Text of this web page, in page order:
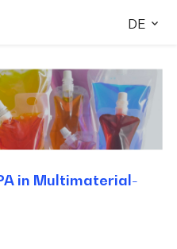
DE
in Multimaterial-